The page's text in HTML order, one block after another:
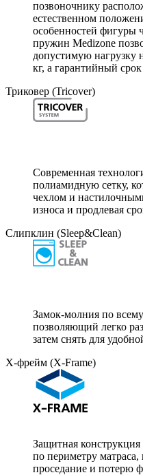
позвоночнику
естественном
особенностей фигуры
пружин Medizone
допустимую нагрузку
кг, а гарантийный
Триковер (Tricover)
Современная
полиамидную сетку,
чехлом и
износа и продлевая
Слипклин (Sleep&Clean)
Замок-молния по
позволяющий легко
затем снять для
Х-фрейм (X-Frame)
Защитная
по периметру
проседание и потерю